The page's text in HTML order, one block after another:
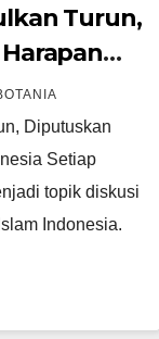
Turun,
Diputuskan
Setiap
topik diskusi
Indonesia.